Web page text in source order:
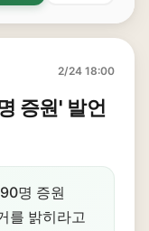
2/24 18:00
증원' 발언
명 증원
를 밝히라고